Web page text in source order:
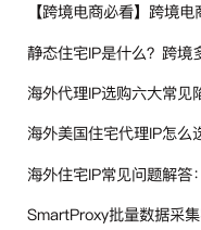
【跨境电商必看】跨境
静态住宅IP是什么？跨境
海外代理IP选购六大常见
SmartProxy批量数据采